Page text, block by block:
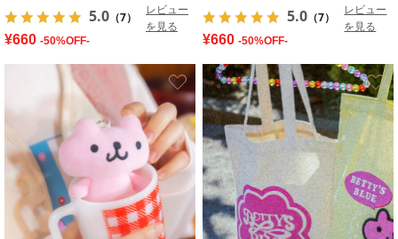
5.0 （7）
レビュー
を見る
¥660 -50%OFF-
5.0 （7）
レビュー
を見る
¥660 -50%OFF-
お気に入り